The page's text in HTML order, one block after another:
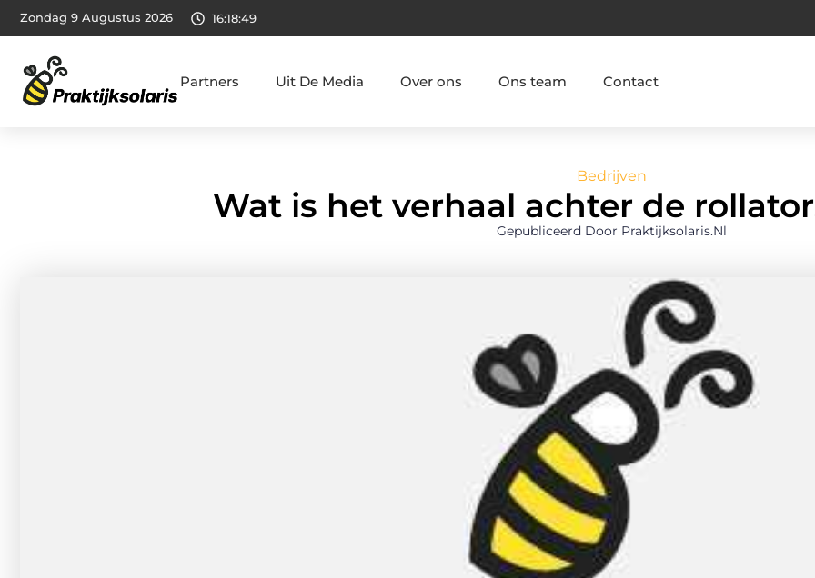
Zondag 9 Augustus 2026 16:18:50
Partners Uit De Media Over ons Ons team Contact
Bedrijven
Wat is het verhaal achter de
Gepubliceerd Door Praktijksolaris.nl